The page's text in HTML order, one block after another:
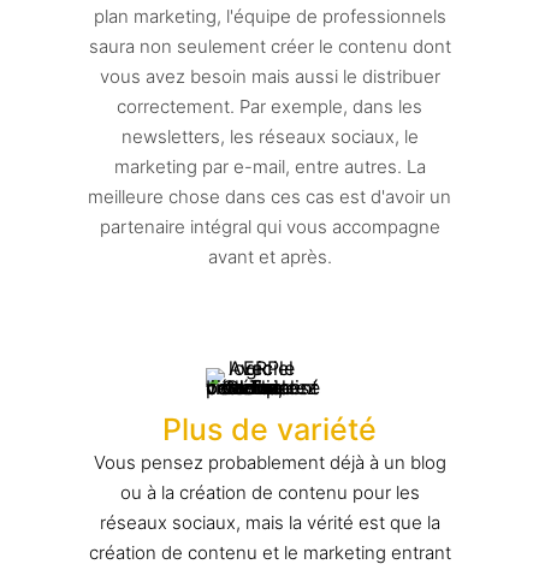
plan marketing, l'équipe de professionnels
saura non seulement créer le contenu dont
vous avez besoin mais aussi le distribuer
correctement. Par exemple, dans les
newsletters, les réseaux sociaux, le
marketing par e-mail, entre autres. La
meilleure chose dans ces cas est d'avoir un
partenaire intégral qui vous accompagne
avant et après.
Plus de variété
Vous pensez probablement déjà à un blog
ou à la création de contenu pour les
réseaux sociaux, mais la vérité est que la
création de contenu et le marketing entrant